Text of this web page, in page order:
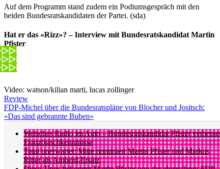
Auf dem Programm stand zudem ein Podiumsgespräch mit den
beiden Bundesratskandidaten der Partei. (sda)
Hat er das «Rizz»? – Interview mit Bundesratskandidat Martin
Pfister
Video: watson/kilian marti, lucas zollinger
Review
FDP-Michel über die Bundesratspläne von Blocher und Jositsch:
«Das sind gebrannte Buben»
Welsches Radio im Auto – Bundesratskandidat Pfister
Französischkenntnisse
Total unerwartet: Mitte nominiert Martin Pfister und Markus
Ritter als Amherd-Ersatz